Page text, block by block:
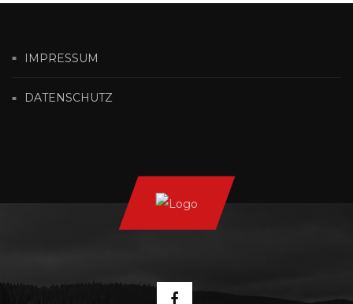
IMPRESSUM
DATENSCHUTZ